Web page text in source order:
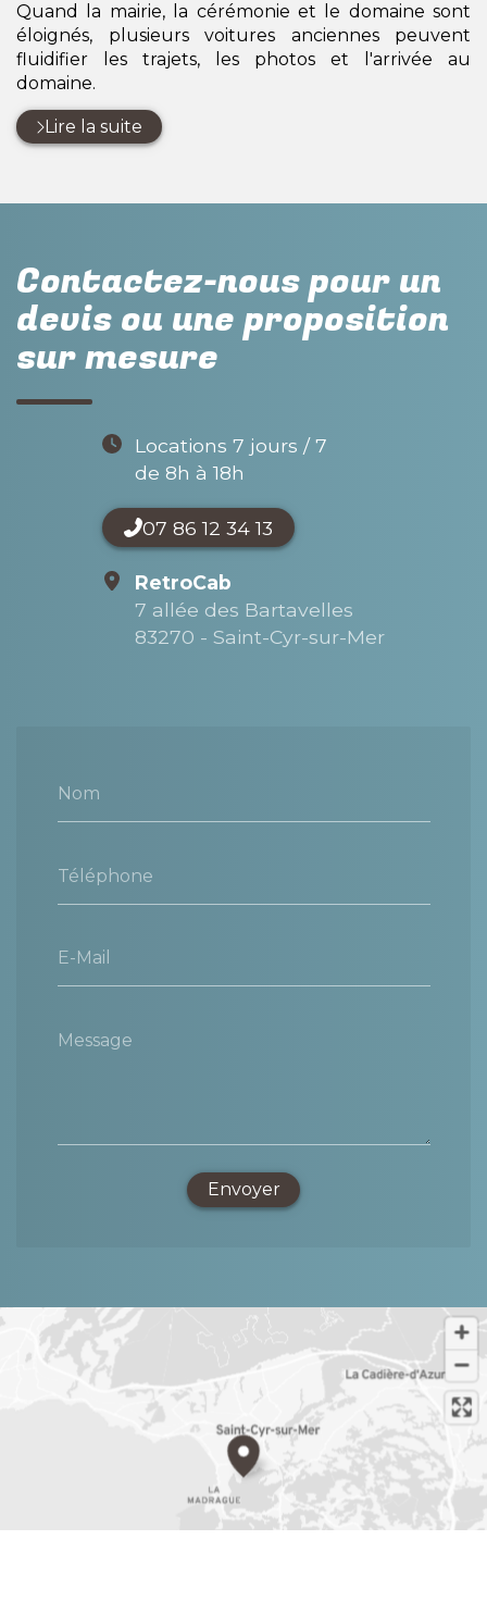
Quand la mairie, la cérémonie et le domaine sont
éloignés, plusieurs voitures anciennes peuvent
fluidifier les trajets, les photos et l'arrivée au
domaine.
Lire la suite
Contactez-nous pour un
devis ou une proposition
sur mesure
Nom
Téléphone
E-Mail
Message
Envoyer
Locations 7 jours / 7
de 8h à 18h
07 86 12 34 13
RetroCab
7 allée des Bartavelles
83270 - Saint-Cyr-sur-Mer